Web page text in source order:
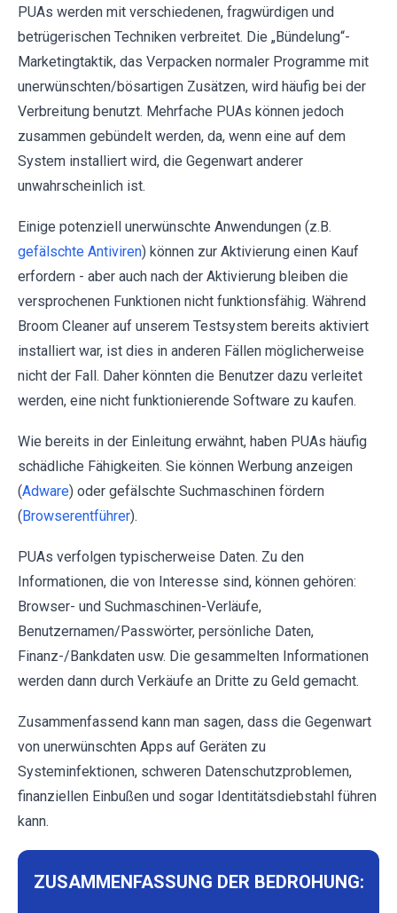
PUAs werden mit verschiedenen, fragwürdigen und
betrügerischen Techniken verbreitet. Die „Bündelung“-
Marketingtaktik, das Verpacken normaler Programme mit
unerwünschten/bösartigen Zusätzen, wird häufig bei der
Verbreitung benutzt. Mehrfache PUAs können jedoch
zusammen gebündelt werden, da, wenn eine auf dem
System installiert wird, die Gegenwart anderer
unwahrscheinlich ist.
Einige potenziell unerwünschte Anwendungen (z.B.
gefälschte Antiviren) können zur Aktivierung einen Kauf
erfordern - aber auch nach der Aktivierung bleiben die
versprochenen Funktionen nicht funktionsfähig. Während
Broom Cleaner auf unserem Testsystem bereits aktiviert
installiert war, ist dies in anderen Fällen möglicherweise
nicht der Fall. Daher könnten die Benutzer dazu verleitet
werden, eine nicht funktionierende Software zu kaufen.
Wie bereits in der Einleitung erwähnt, haben PUAs häufig
schädliche Fähigkeiten. Sie können Werbung anzeigen
(Adware) oder gefälschte Suchmaschinen fördern
(Browserentführer).
PUAs verfolgen typischerweise Daten. Zu den
Informationen, die von Interesse sind, können gehören:
Browser- und Suchmaschinen-Verläufe,
Benutzernamen/Passwörter, persönliche Daten,
Finanz-/Bankdaten usw. Die gesammelten Informationen
werden dann durch Verkäufe an Dritte zu Geld gemacht.
Zusammenfassend kann man sagen, dass die Gegenwart
von unerwünschten Apps auf Geräten zu
Systeminfektionen, schweren Datenschutzproblemen,
finanziellen Einbußen und sogar Identitätsdiebstahl führen
kann.
ZUSAMMENFASSUNG DER BEDROHUNG: